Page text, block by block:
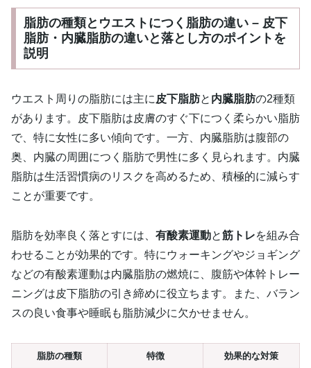
脂肪の種類とウエストにつく脂肪の違い – 皮下
脂肪・内臓脂肪の違いと落とし方のポイントを
説明
ウエスト周りの脂肪には主に皮下脂肪と 内臓脂肪の2種類
があります。皮下脂肪は皮膚のすぐ下につく柔らかい脂肪
で、特に女性に多い傾向です。一方、内臓脂肪は腹部の
奥、内臓の周囲につく脂肪で男性に多く見られます。内臓
脂肪は生活習慣病のリスクを高めるため、積極的に減らす
ことが重要です。
脂肪を効率良く落とすには、 有酸素運動と筋トレを組み合
わせることが効果的です。特にウォーキングやジョギング
などの有酸素運動は内臓脂肪の燃焼に、腹筋や体幹トレー
ニングは皮下脂肪の引き締めに役立ちます。また、バラン
スの良い食事や睡眠も脂肪減少に欠かせません。
脂肪の種類 特徴 効果的な対策